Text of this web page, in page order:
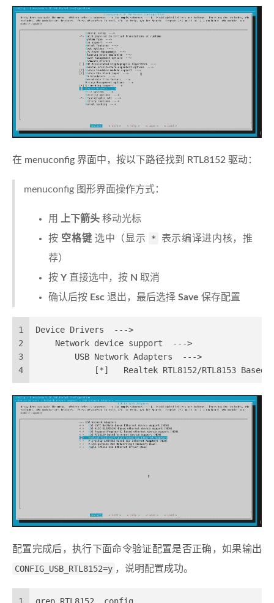
在 menuconfig 界面中，按以下路径找到 RTL8152 驱动：
menuconfig 图形界面操作方式：
用 上下箭头 移动光标
按 空格键 选中（显示 *
表示编译进内核，推
荐）
按 Y直接选中，按 N 取消
确认后按 Esc 退出，最后选择 Save 保存配置
1
2
3
4
Device Drivers  --->
    Network device support  --->
        USB Network Adapters  --->
[*]   Realtek RTL8152/RTL8153 Based
配置完成后，执行下面命令验证配置是否正确，如果输出
CONFIG_USB_RTL8152=y ，说明配置成功。